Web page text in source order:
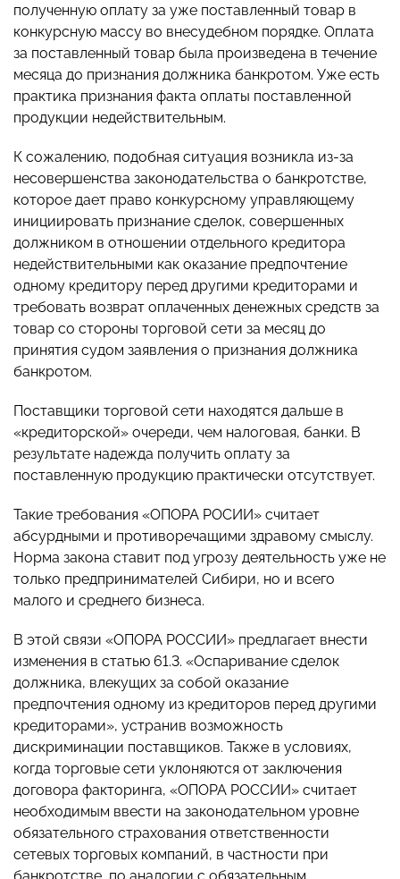
полученную оплату за уже поставленный товар в
конкурсную массу во внесудебном порядке. Оплата
за поставленный товар была произведена в течение
месяца до признания должника банкротом. Уже есть
практика признания факта оплаты поставленной
продукции недействительным.
К сожалению, подобная ситуация возникла из-за
несовершенства законодательства о банкротстве,
которое дает право конкурсному управляющему
инициировать признание сделок, совершенных
должником в отношении отдельного кредитора
недействительными как оказание предпочтение
одному кредитору перед другими кредиторами и
требовать возврат оплаченных денежных средств за
товар со стороны торговой сети за месяц до
принятия судом заявления о признания должника
банкротом.
Поставщики торговой сети находятся дальше в
«кредиторской» очереди, чем налоговая, банки. В
результате надежда получить оплату за
поставленную продукцию практически отсутствует.
Такие требования «ОПОРА РОСИИ» считает
абсурдными и противоречащими здравому смыслу.
Норма закона ставит под угрозу деятельность уже не
только предпринимателей Сибири, но и всего
малого и среднего бизнеса.
В этой связи «ОПОРА РОССИИ» предлагает внести
изменения в статью 61.3. «Оспаривание сделок
должника, влекущих за собой оказание
предпочтения одному из кредиторов перед другими
кредиторами», устранив возможность
дискриминации поставщиков. Также в условиях,
когда торговые сети уклоняются от заключения
договора факторинга, «ОПОРА РОССИИ» считает
необходимым ввести на законодательном уровне
обязательного страхования ответственности
сетевых торговых компаний, в частности при